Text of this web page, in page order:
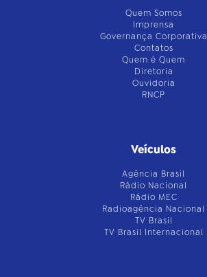
Quem Somos
Imprensa
Governança Corporativa
Contatos
Quem é Quem
Diretoria
Ouvidoria
RNCP
Veículos
Agência Brasil
Rádio Nacional
Rádio MEC
Radioagência Nacional
TV Brasil
TV Brasil Internacional